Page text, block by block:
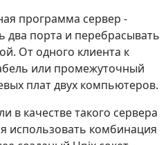
программа сервер -
два порта и перебрасывать
От одного клиента к
или промежуточный
плат двух компьютеров.
в качестве такого сервера
использовать комбинация